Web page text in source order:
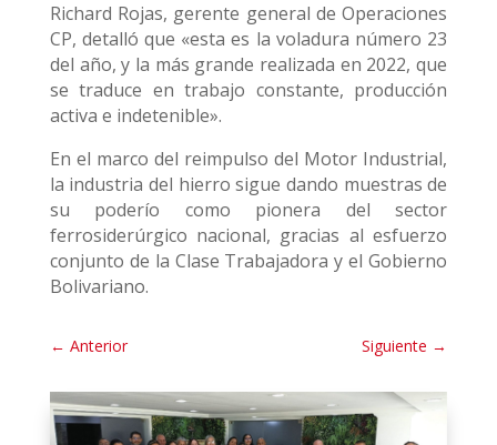
Richard Rojas, gerente general de Operaciones
CP, detalló que «esta es la voladura número 23
del año, y la más grande realizada en 2022, que
se traduce en trabajo constante, producción
activa e indetenible».
En el marco del reimpulso del Motor Industrial,
la industria del hierro sigue dando muestras de
su poderío como pionera del sector
ferrosiderúrgico nacional, gracias al esfuerzo
conjunto de la Clase Trabajadora y el Gobierno
Bolivariano.
← Anterior Siguiente →